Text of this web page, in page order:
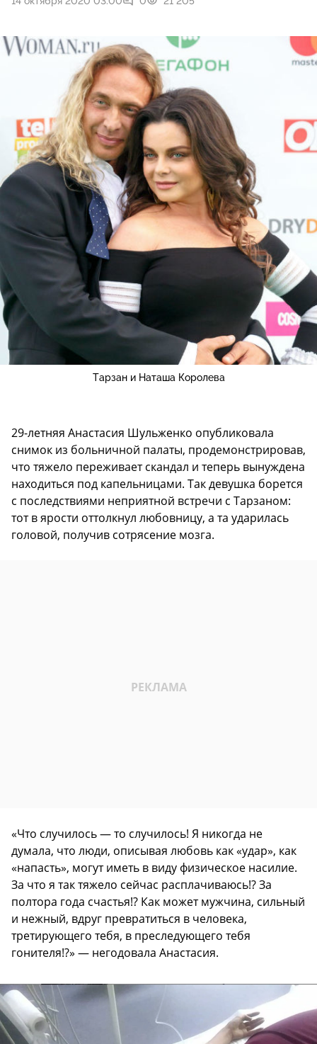
Тарзан и Наташа Королева
29-летняя Анастасия Шульженко опубликовала
снимок из больничной палаты, продемонстрировав,
что тяжело переживает скандал и теперь вынуждена
находиться под капельницами. Так девушка борется
с последствиями неприятной встречи с Тарзаном:
тот в ярости оттолкнул любовницу, а та ударилась
головой, получив сотрясение мозга.
«Что случилось — то случилось! Я никогда не
думала, что люди, описывая любовь как «удар», как
«напасть», могут иметь в виду физическое насилие.
За что я так тяжело сейчас расплачиваюсь!? За
полтора года счастья!? Как может мужчина, сильный
и нежный, вдруг превратиться в человека,
третирующего тебя, в преследующего тебя
гонителя!?» — негодовала Анастасия.